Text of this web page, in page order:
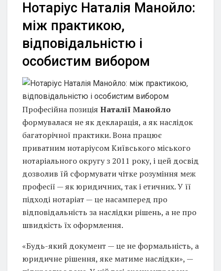
Нотаріус Наталія Манойло:
між практикою,
відповідальністю і
особистим вибором
Професійна позиція Наталії Манойло
формувалася не як декларація, а як наслідок
багаторічної практики. Вона працює
приватним нотаріусом Київського міського
нотаріального округу з 2011 року, і цей досвід
дозволив їй сформувати чітке розуміння меж
професії — як юридичних, так і етичних. У її
підході нотаріат — це насамперед про
відповідальність за наслідки рішень, а не про
швидкість їх оформлення.
«Будь-який документ — це не формальність, а
юридичне рішення, яке матиме наслідки», —